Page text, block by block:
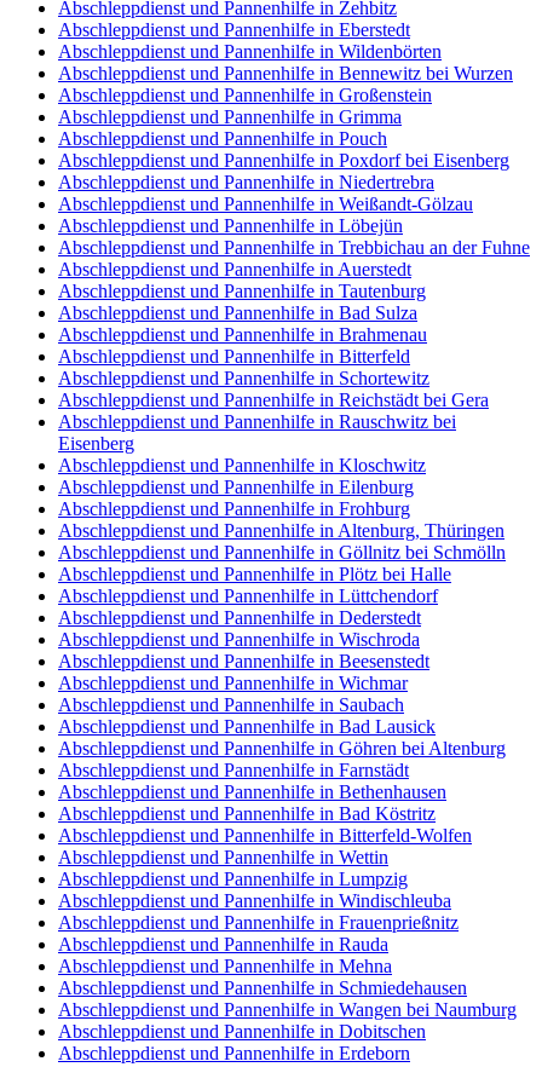
Abschleppdienst und Pannenhilfe in Zehbitz
Abschleppdienst und Pannenhilfe in Eberstedt
Abschleppdienst und Pannenhilfe in Wildenbörten
Abschleppdienst und Pannenhilfe in Bennewitz bei Wurzen
Abschleppdienst und Pannenhilfe in Großenstein
Abschleppdienst und Pannenhilfe in Grimma
Abschleppdienst und Pannenhilfe in Pouch
Abschleppdienst und Pannenhilfe in Poxdorf bei Eisenberg
Abschleppdienst und Pannenhilfe in Niedertrebra
Abschleppdienst und Pannenhilfe in Weißandt-Gölzau
Abschleppdienst und Pannenhilfe in Löbejün
Abschleppdienst und Pannenhilfe in Trebbichau an der Fuhne
Abschleppdienst und Pannenhilfe in Auerstedt
Abschleppdienst und Pannenhilfe in Tautenburg
Abschleppdienst und Pannenhilfe in Bad Sulza
Abschleppdienst und Pannenhilfe in Brahmenau
Abschleppdienst und Pannenhilfe in Bitterfeld
Abschleppdienst und Pannenhilfe in Schortewitz
Abschleppdienst und Pannenhilfe in Reichstädt bei Gera
Abschleppdienst und Pannenhilfe in Rauschwitz bei
Eisenberg
Abschleppdienst und Pannenhilfe in Kloschwitz
Abschleppdienst und Pannenhilfe in Eilenburg
Abschleppdienst und Pannenhilfe in Frohburg
Abschleppdienst und Pannenhilfe in Altenburg, Thüringen
Abschleppdienst und Pannenhilfe in Göllnitz bei Schmölln
Abschleppdienst und Pannenhilfe in Plötz bei Halle
Abschleppdienst und Pannenhilfe in Lüttchendorf
Abschleppdienst und Pannenhilfe in Dederstedt
Abschleppdienst und Pannenhilfe in Wischroda
Abschleppdienst und Pannenhilfe in Beesenstedt
Abschleppdienst und Pannenhilfe in Wichmar
Abschleppdienst und Pannenhilfe in Saubach
Abschleppdienst und Pannenhilfe in Bad Lausick
Abschleppdienst und Pannenhilfe in Göhren bei Altenburg
Abschleppdienst und Pannenhilfe in Farnstädt
Abschleppdienst und Pannenhilfe in Bethenhausen
Abschleppdienst und Pannenhilfe in Bad Köstritz
Abschleppdienst und Pannenhilfe in Bitterfeld-Wolfen
Abschleppdienst und Pannenhilfe in Wettin
Abschleppdienst und Pannenhilfe in Lumpzig
Abschleppdienst und Pannenhilfe in Windischleuba
Abschleppdienst und Pannenhilfe in Frauenprießnitz
Abschleppdienst und Pannenhilfe in Rauda
Abschleppdienst und Pannenhilfe in Mehna
Abschleppdienst und Pannenhilfe in Schmiedehausen
Abschleppdienst und Pannenhilfe in Wangen bei Naumburg
Abschleppdienst und Pannenhilfe in Dobitschen
Abschleppdienst und Pannenhilfe in Erdeborn